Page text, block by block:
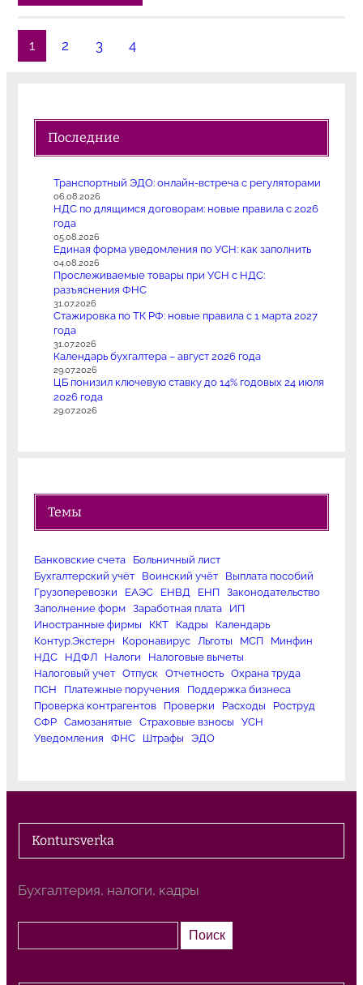
1 2 3 4
Последние
Транспортный ЭДО: онлайн-встреча с регуляторами
06.08.2026
НДС по длящимся договорам: новые правила с 2026
года
05.08.2026
Единая форма уведомления по УСН: как заполнить
04.08.2026
Прослеживаемые товары при УСН с НДС:
разъяснения ФНС
31.07.2026
Стажировка по ТК РФ: новые правила с 1 марта 2027
года
31.07.2026
Календарь бухгалтера – август 2026 года
29.07.2026
ЦБ понизил ключевую ставку до 14% годовых 24 июля
2026 года
29.07.2026
Темы
Банковские счета
Больничный лист
Бухгалтерский учёт
Воинский учёт
Выплата пособий
Грузоперевозки
ЕАЭС ЕНВД ЕНП
Законодательство
Заполнение форм
Заработная плата
ИП
Иностранные фирмы
ККТ Кадры
Календарь
Контур.Экстерн
Коронавирус Льготы МСП
Минфин
НДС
НДФЛ Налоги
Налоговые вычеты
Налоговый учет
Отпуск Отчетность
Охрана труда
ПСН
Платежные поручения
Поддержка бизнеса
Проверка контрагентов
Проверки Расходы
Роструд
СФР
Самозанятые Страховые взносы
УСН
Уведомления
ФНС Штрафы ЭДО
Kontursverka
Бухгалтерия, налоги, кадры
о
Поиск